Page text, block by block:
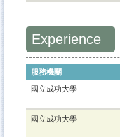
Experience
服務機關
國立成功大學
國立成功大學